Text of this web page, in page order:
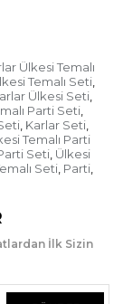
Ülkesi Temalı
Temalı Seti,
Ülkesi Seti,
Parti Seti,
, Karlar Seti,
Temalı Parti
Seti, Ülkesi
Seti, Parti,
İlk Sizin